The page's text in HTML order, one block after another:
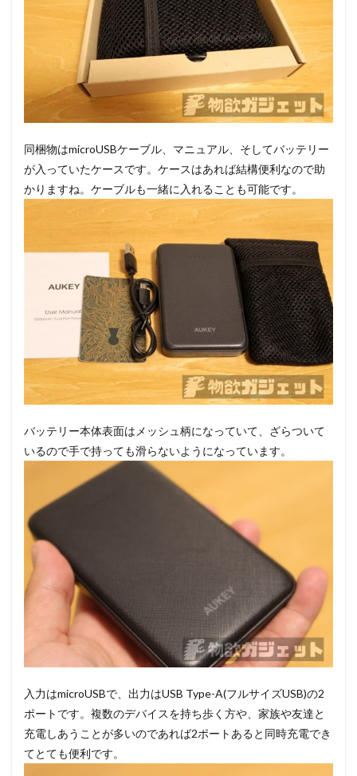
同梱物はmicroUSBケーブル、マニュアル、そしてバッテリー
が入っていたケースです。ケースはあれば結構便利なので助
かりますね。ケーブルも一緒に入れることも可能です。
バッテリー本体表面はメッシュ柄になっていて、ざらついて
いるので手で持っても滑らないようになっています。
入力はmicroUSBで、出力はUSB Type-A(フルサイズUSB)の2
ポートです。複数のデバイスを持ち歩く方や、家族や友達と
充電しあうことが多いのであれば2ポートあると同時充電でき
てとても便利です。